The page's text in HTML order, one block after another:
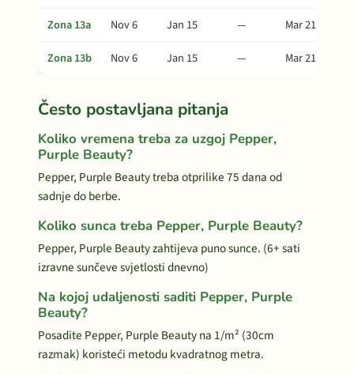
Zona 13a Nov 6 Jan 15 —
Mar 21
Zona 13b
Nov 6 Jan 15 — Mar 21
Često postavljana pitanja
Koliko vremena treba za uzgoj Pepper,
Purple Beauty?
Pepper, Purple Beauty treba otprilike 75 dana od
sadnje do berbe.
Koliko sunca treba Pepper, Purple Beauty?
Pepper, Purple Beauty zahtijeva puno sunce. (6+ sati
izravne sunčeve svjetlosti dnevno)
Na kojoj udaljenosti saditi Pepper, Purple
Beauty?
Posadite Pepper, Purple Beauty na 1/m² (30cm
razmak) koristeći metodu kvadratnog metra.